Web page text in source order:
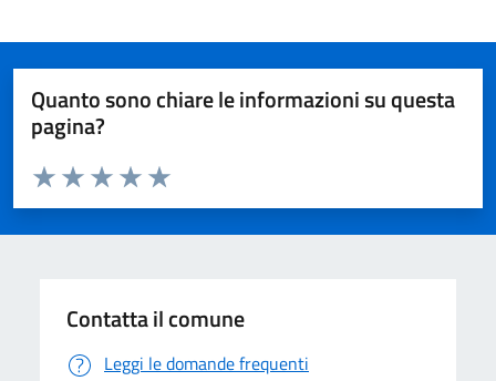
Quanto sono chiare le informazioni su questa
pagina?
Domanda
Valuta da 1 a 5 stelle la pagina
Valuta 5 stelle su 5
Valuta 4 stelle su 5
Valuta 3 stelle su 5
Valuta 2 stelle su 5
Valuta 1 stelle su 5
Contatta il comune
Leggi le domande frequenti